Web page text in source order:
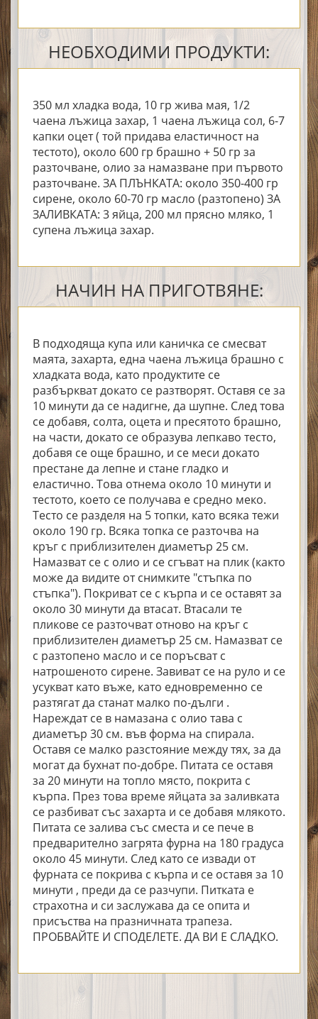
НЕОБХОДИМИ ПРОДУКТИ:
350 мл хладка вода, 10 гр жива мая, 1/2
чаена лъжица захар, 1 чаена лъжица сол, 6-7
капки оцет ( той придава еластичност на
тестото), около 600 гр брашно + 50 гр за
разточване, олио за намазване при първото
разточване. ЗА ПЛЪНКАТА: около 350-400 гр
сирене, около 60-70 гр масло (разтопено) ЗА
ЗАЛИВКАТА: 3 яйца, 200 мл прясно мляко, 1
супена лъжица захар.
НАЧИН НА ПРИГОТВЯНЕ:
В подходяща купа или каничка се смесват
маята, захарта, една чаена лъжица брашно с
хладката вода, като продуктите се
разбъркват докато се разтворят. Оставя се за
10 минути да се надигне, да шупне. След това
се добавя, солта, оцета и пресятото брашно,
на части, докато се образува лепкаво тесто,
добавя се още брашно, и се меси докато
престане да лепне и стане гладко и
еластично. Това отнема около 10 минути и
тестото, което се получава е средно меко.
Тесто се разделя на 5 топки, като всяка тежи
около 190 гр. Всяка топка се разточва на
кръг с приблизителен диаметър 25 см.
Намазват се с олио и се сгъват на плик (както
може да видите от снимките "стъпка по
стъпка"). Покриват се с кърпа и се оставят за
около 30 минути да втасат. Втасали те
пликове се разточват отново на кръг с
приблизителен диаметър 25 см. Намазват се
с разтопено масло и се поръсват с
натрошеното сирене. Завиват се на руло и се
усукват като въже, като едновременно се
разтягат да станат малко по-дълги .
Нареждат се в намазана с олио тава с
диаметър 30 см. във форма на спирала.
Оставя се малко разстояние между тях, за да
могат да бухнат по-добре. Питата се оставя
за 20 минути на топло място, покрита с
кърпа. През това време яйцата за заливката
се разбиват със захарта и се добавя млякото.
Питата се залива със сместа и се пече в
предварително загрята фурна на 180 градуса
около 45 минути. След като се извади от
фурната се покрива с кърпа и се оставя за 10
минути , преди да се разчупи. Питката е
страхотна и си заслужава да се опита и
присъства на празничната трапеза.
ПРОБВАЙТЕ И СПОДЕЛЕТЕ. ДА ВИ Е СЛАДКО.